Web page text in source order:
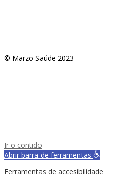
© Marzo Saúde 2023
Ir o contido
Abrir barra de ferramentas
Ferramentas de accesibilidade